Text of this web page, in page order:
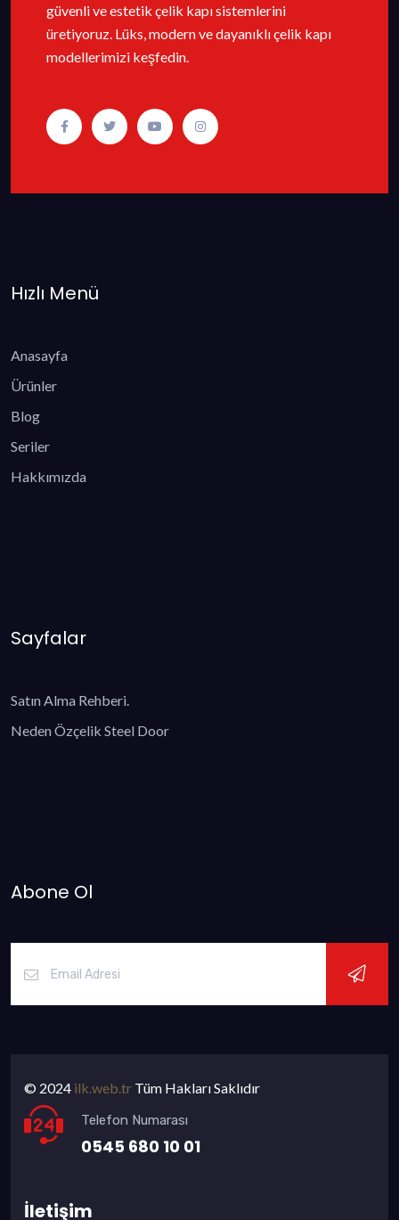
güvenli ve estetik çelik kapı sistemlerini
üretiyoruz. Lüks, modern ve dayanıklı çelik kapı
modellerimizi keşfedin.
Hızlı Menü
Anasayfa
Ürünler
Blog
Seriler
Hakkımızda
Sayfalar
Satın Alma Rehberi.
Neden Özçelik Steel Door
Abone Ol
© 2024 ilk.web.tr Tüm Hakları Saklıdır
Telefon Numarası
0545 680 10 01
İletişim